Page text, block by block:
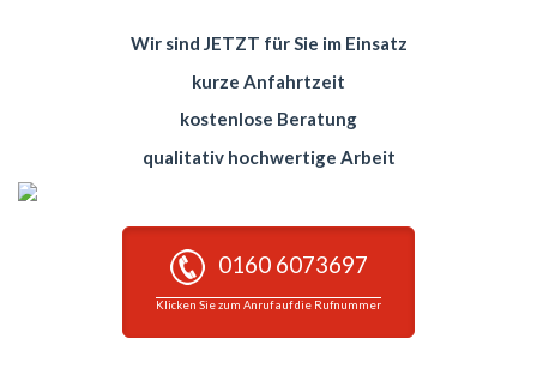
Wir sind JETZT für Sie im Einsatz
kurze Anfahrtzeit
kostenlose Beratung
qualitativ hochwertige Arbeit
0160 6073697
Klicken Sie zum Anruf auf die Rufnummer